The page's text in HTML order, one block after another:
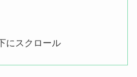
にスクロール